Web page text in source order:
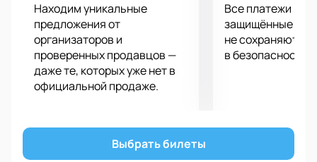
Находим уникальные
предложения от
организаторов и
проверенных продавцов —
даже те, которых уже нет в
официальной продаже.
Все платежи
защищённые
не сохраняются
в безопасности.
Выбрать билеты